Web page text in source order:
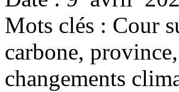
Mots clés : Cour
carbone,
changements